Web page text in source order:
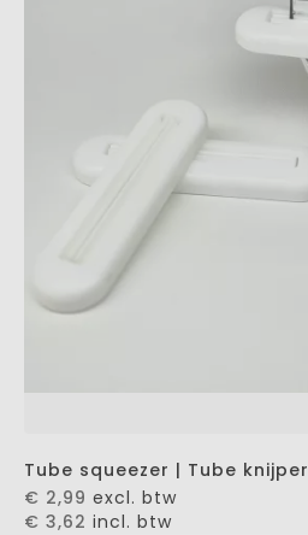
Tube squeezer | Tube knijper
€ 2,99 excl. btw
€ 3,62 incl. btw